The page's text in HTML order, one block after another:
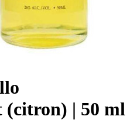
| 50 ml